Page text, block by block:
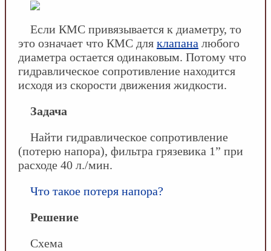
Если КМС привязывается к диаметру, то
это означает что КМС для клапана любого
диаметра остается одинаковым. Потому что
гидравлическое сопротивление находится
исходя из скорости движения жидкости.
Задача
Найти гидравлическое сопротивление
(потерю напора), фильтра грязевика 1” при
расходе 40 л./мин.
Что такое потеря напора?
Решение
Схема